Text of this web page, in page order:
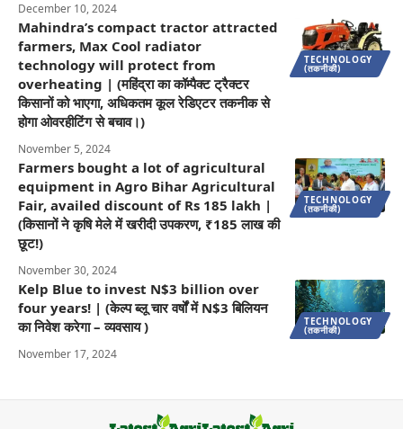
December 10, 2024
TECHNOLOGY
(तकनीकी)
Mahindra’s compact tractor attracted
farmers, Max Cool radiator
technology will protect from
overheating | (महिंद्रा का कॉम्पैक्ट ट्रैक्टर
किसानों को भाएगा, अधिकतम कूल रेडिएटर तकनीक से
होगा ओवरहीटिंग से बचाव।)
November 5, 2024
TECHNOLOGY
(तकनीकी)
Farmers bought a lot of agricultural
equipment in Agro Bihar Agricultural
Fair, availed discount of Rs 185 lakh |
(किसानों ने कृषि मेले में खरीदी उपकरण, ₹185 लाख की
छूट!)
November 30, 2024
TECHNOLOGY
(तकनीकी)
Kelp Blue to invest N$3 billion over
four years! | (केल्प ब्लू चार वर्षों में N$3 बिलियन
का निवेश करेगा – व्यवसाय )
November 17, 2024